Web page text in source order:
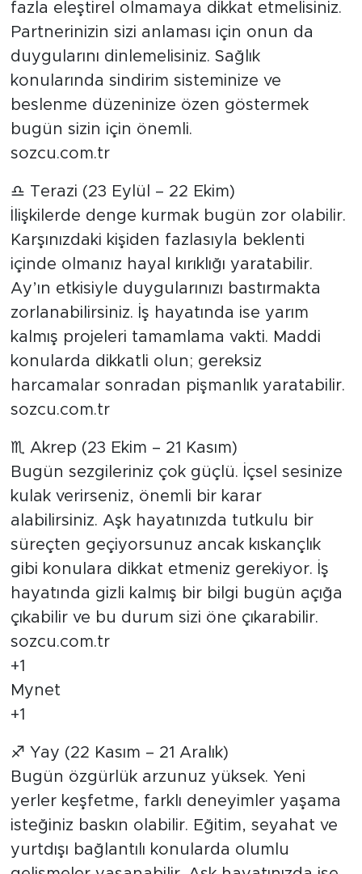
fazla eleştirel olmamaya dikkat etmelisiniz.
Partnerinizin sizi anlaması için onun da
duygularını dinlemelisiniz. Sağlık
konularında sindirim sisteminize ve
beslenme düzeninize özen göstermek
bugün sizin için önemli.
sozcu.com.tr
♎ Terazi (23 Eylül – 22 Ekim)
İlişkilerde denge kurmak bugün zor olabilir.
Karşınızdaki kişiden fazlasıyla beklenti
içinde olmanız hayal kırıklığı yaratabilir.
Ay’ın etkisiyle duygularınızı bastırmakta
zorlanabilirsiniz. İş hayatında ise yarım
kalmış projeleri tamamlama vakti. Maddi
konularda dikkatli olun; gereksiz
harcamalar sonradan pişmanlık yaratabilir.
sozcu.com.tr
♏ Akrep (23 Ekim – 21 Kasım)
Bugün sezgileriniz çok güçlü. İçsel sesinize
kulak verirseniz, önemli bir karar
alabilirsiniz. Aşk hayatınızda tutkulu bir
süreçten geçiyorsunuz ancak kıskançlık
gibi konulara dikkat etmeniz gerekiyor. İş
hayatında gizli kalmış bir bilgi bugün açığa
çıkabilir ve bu durum sizi öne çıkarabilir.
sozcu.com.tr
+1
Mynet
+1
♐ Yay (22 Kasım – 21 Aralık)
Bugün özgürlük arzunuz yüksek. Yeni
yerler keşfetme, farklı deneyimler yaşama
isteğiniz baskın olabilir. Eğitim, seyahat ve
yurtdışı bağlantılı konularda olumlu